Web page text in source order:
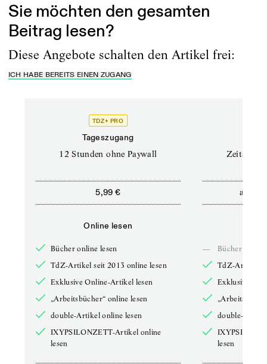
Sie möchten den gesamten
Beitrag lesen?
Diese Angebote schalten den Artikel frei:
ICH HABE BEREITS EINEN ZUGANG
TDZ+ PRO
Tageszugang
12 Stunden ohne Paywall
5,99 €
Online lesen
Bücher online lesen
TdZ-Artikel seit 2013 online lesen
Exklusive Online-Artikel lesen
„Arbeitsbücher“ online lesen
double-Artikel online lesen
IXYPSILONZETT-Artikel online
lesen
ab
—
Bücher online
TdZ-Artikel
Exklusive
double-
lesen